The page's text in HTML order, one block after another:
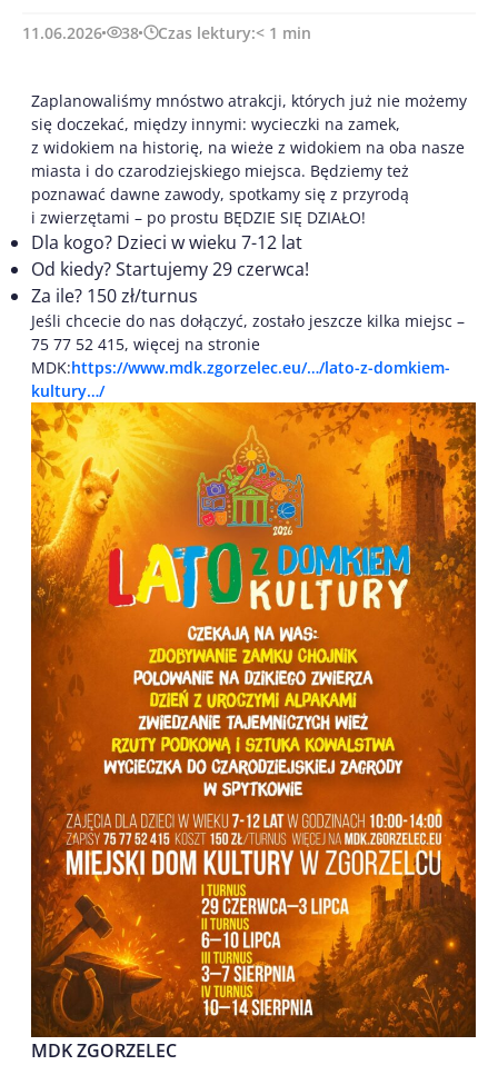
11.06.2026 38 Czas lektury:< 1 min
Zaplanowaliśmy mnóstwo atrakcji, których już nie możemy
się doczekać, między innymi: wycieczki na zamek,
z widokiem na historię, na wieże z widokiem na oba nasze
miasta i do czarodziejskiego miejsca. Będziemy też
poznawać dawne zawody, spotkamy się z przyrodą
i zwierzętami – po prostu BĘDZIE SIĘ DZIAŁO!
Dla kogo? Dzieci w wieku 7-12 lat
Od kiedy? Startujemy 29 czerwca!
Za ile? 150 zł/turnus
Jeśli chcecie do nas dołączyć, zostało jeszcze kilka miejsc –
75 77 52 415, więcej na stronie
MDK:https://www.mdk.zgorzelec.eu/…/lato-z-domkiem-
kultury…/
MDK ZGORZELEC